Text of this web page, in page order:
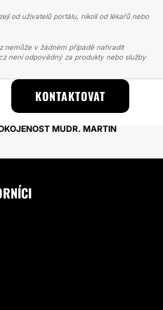
od uživatelů portálu, nikoli od lékařů nebo
nemůže v žádném případě nahradit
není odpovědný za produkty nebo služby
KONTAKTOVAT
RTŮ KYSELINOU
MUDR. MARTIN